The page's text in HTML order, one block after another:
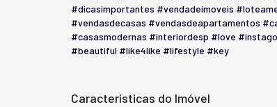
#dicasimportantes #vendadeimoveis
#vendasdecasas #vendasdeapartamentos
#casasmodernas #interiordesp #love
#beautiful #like4like #lifestyle #key
Características do Imóvel